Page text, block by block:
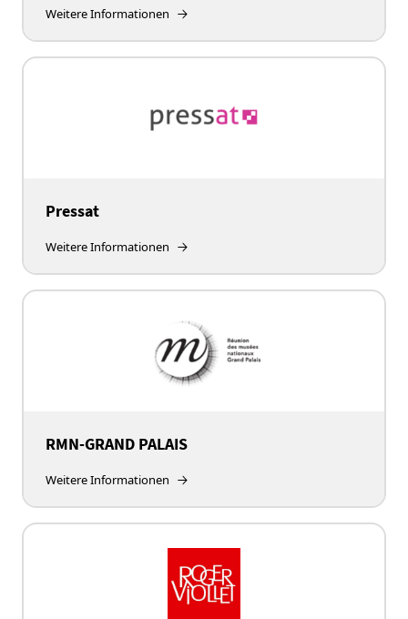
Weitere Informationen
Pressat
Weitere Informationen
RMN-GRAND PALAIS
Weitere Informationen